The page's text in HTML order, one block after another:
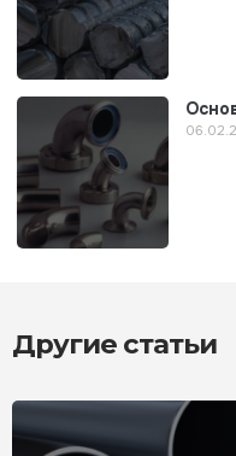
Другие статьи